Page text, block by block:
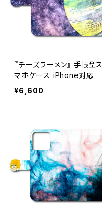
『チーズラーメン』 手帳型ス
マホケース iPhone対応
¥6,600